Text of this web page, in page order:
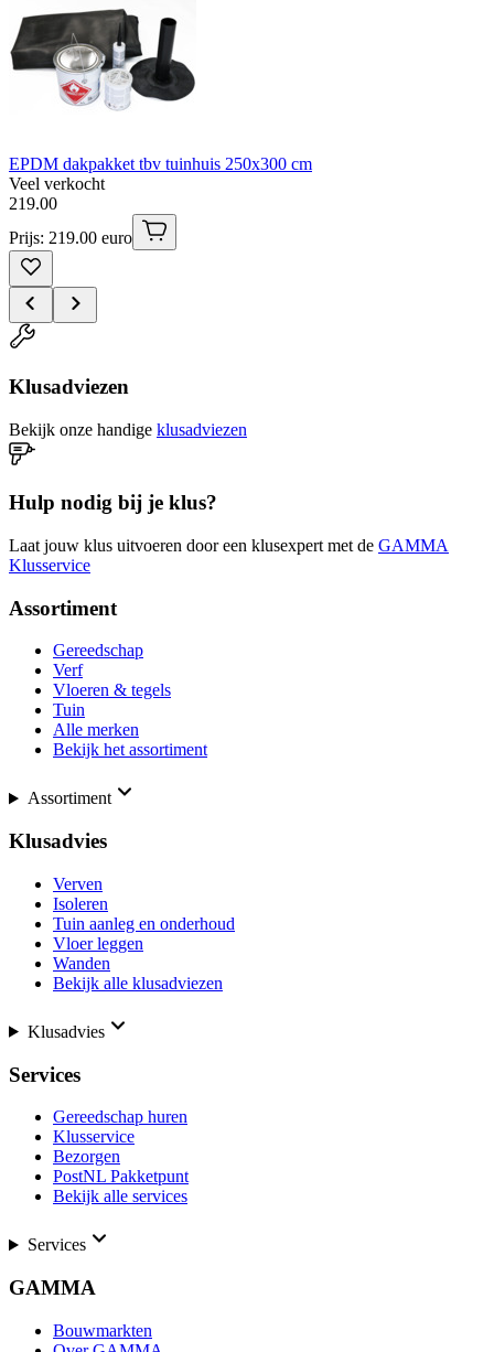
EPDM dakpakket tbv tuinhuis 250x300 cm
Veel verkocht
219.00
Prijs: 219.00 euro
Klusadviezen
Bekijk onze handige klusadviezen
Hulp nodig bij je klus?
Laat jouw klus uitvoeren door een klusexpert met de GAMMA
Klusservice
Assortiment
Gereedschap
Verf
Vloeren & tegels
Tuin
Alle merken
Bekijk het assortiment
Assortiment
Klusadvies
Verven
Isoleren
Tuin aanleg en onderhoud
Vloer leggen
Wanden
Bekijk alle klusadviezen
Klusadvies
Services
Gereedschap huren
Klusservice
Bezorgen
PostNL Pakketpunt
Bekijk alle services
Services
GAMMA
Bouwmarkten